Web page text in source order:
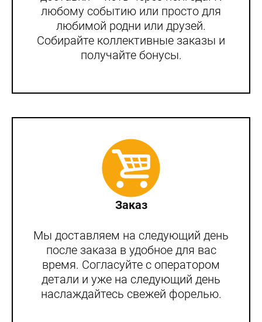
любому событию или просто для
любимой родни или друзей.
Собирайте коллективные заказы и
получайте бонусы.
Заказ
Мы доставляем на следующий день
после заказа в удобное для вас
время. Согласуйте с оператором
детали и уже на следующий день
наслаждайтесь свежей форелью.